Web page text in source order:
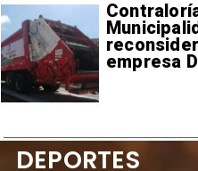
empresa
DEPORTES